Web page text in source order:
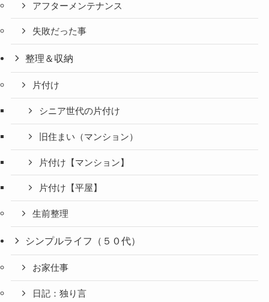
アフターメンテナンス
失敗だった事
整理＆収納
片付け
シニア世代の片付け
旧住まい（マンション）
片付け【マンション】
片付け【平屋】
生前整理
シンプルライフ（５０代）
お家仕事
日記：独り言